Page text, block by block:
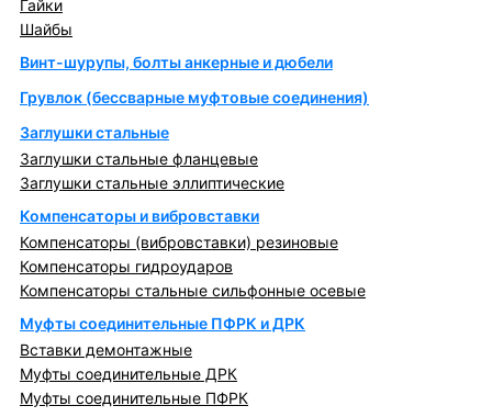
Гайки
Шайбы
Винт-шурупы, болты анкерные и дюбели
Грувлок (бессварные муфтовые соединения)
Заглушки стальные
Заглушки стальные фланцевые
Заглушки стальные эллиптические
Компенсаторы и вибровставки
Компенсаторы (вибровставки) резиновые
Компенсаторы гидроударов
Компенсаторы стальные сильфонные осевые
Муфты соединительные ПФРК и ДРК
Вставки демонтажные
Муфты соединительные ДРК
Муфты соединительные ПФРК